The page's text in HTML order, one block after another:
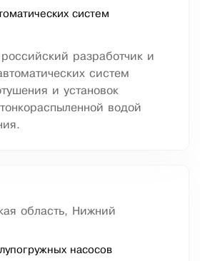
систем
разработчик и
систем
и установок
водой
область, Нижний
насосов